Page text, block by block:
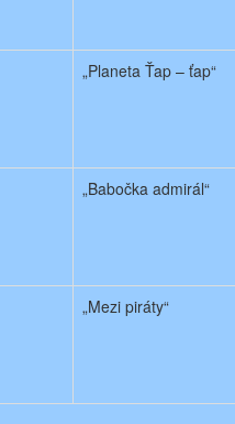
„Planeta Ťap – ťap“
„Babočka admirál“
„Mezi piráty“